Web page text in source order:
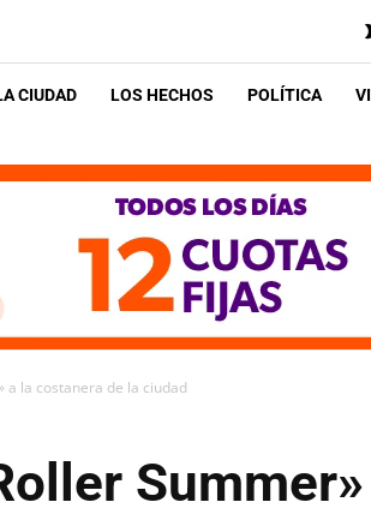
CIUDAD LOS HECHOS POLÍTICA
a la costanera de la ciudad